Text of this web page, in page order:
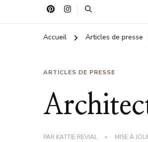
Accueil Articles de presse
ARTICLES DE PRESSE
PAR KATTIE REVIAL MISE À